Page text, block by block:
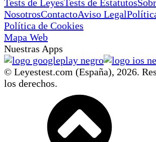
Tests de LeyesTests de Estatutos
NosotrosContactoAviso Legal
Política de Cookies
Mapa Web
Nuestras Apps
© Leyestest.com (España), 2026.
los derechos.